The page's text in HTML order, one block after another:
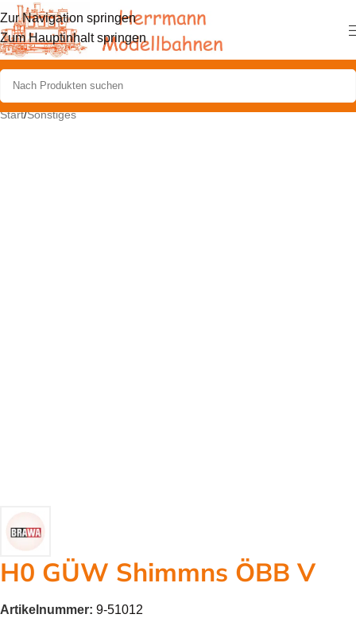
Zur Navigation springen
Zum Hauptinhalt springen
Start/Sonstiges
H0 GÜW Shimmns ÖBB V
Artikelnummer: 9-51012